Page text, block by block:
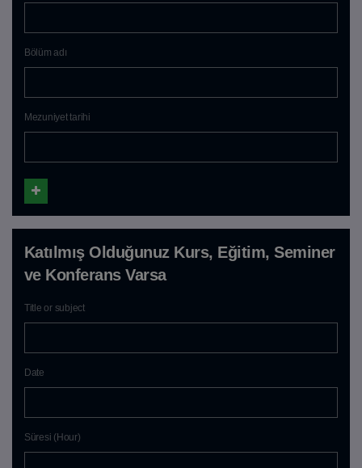
Bölüm adı
Mezuniyet tarihi
Katılmış Olduğunuz Kurs, Eğitim, Seminer
ve Konferans Varsa
Title or subject
Date
Süresi (Hour)